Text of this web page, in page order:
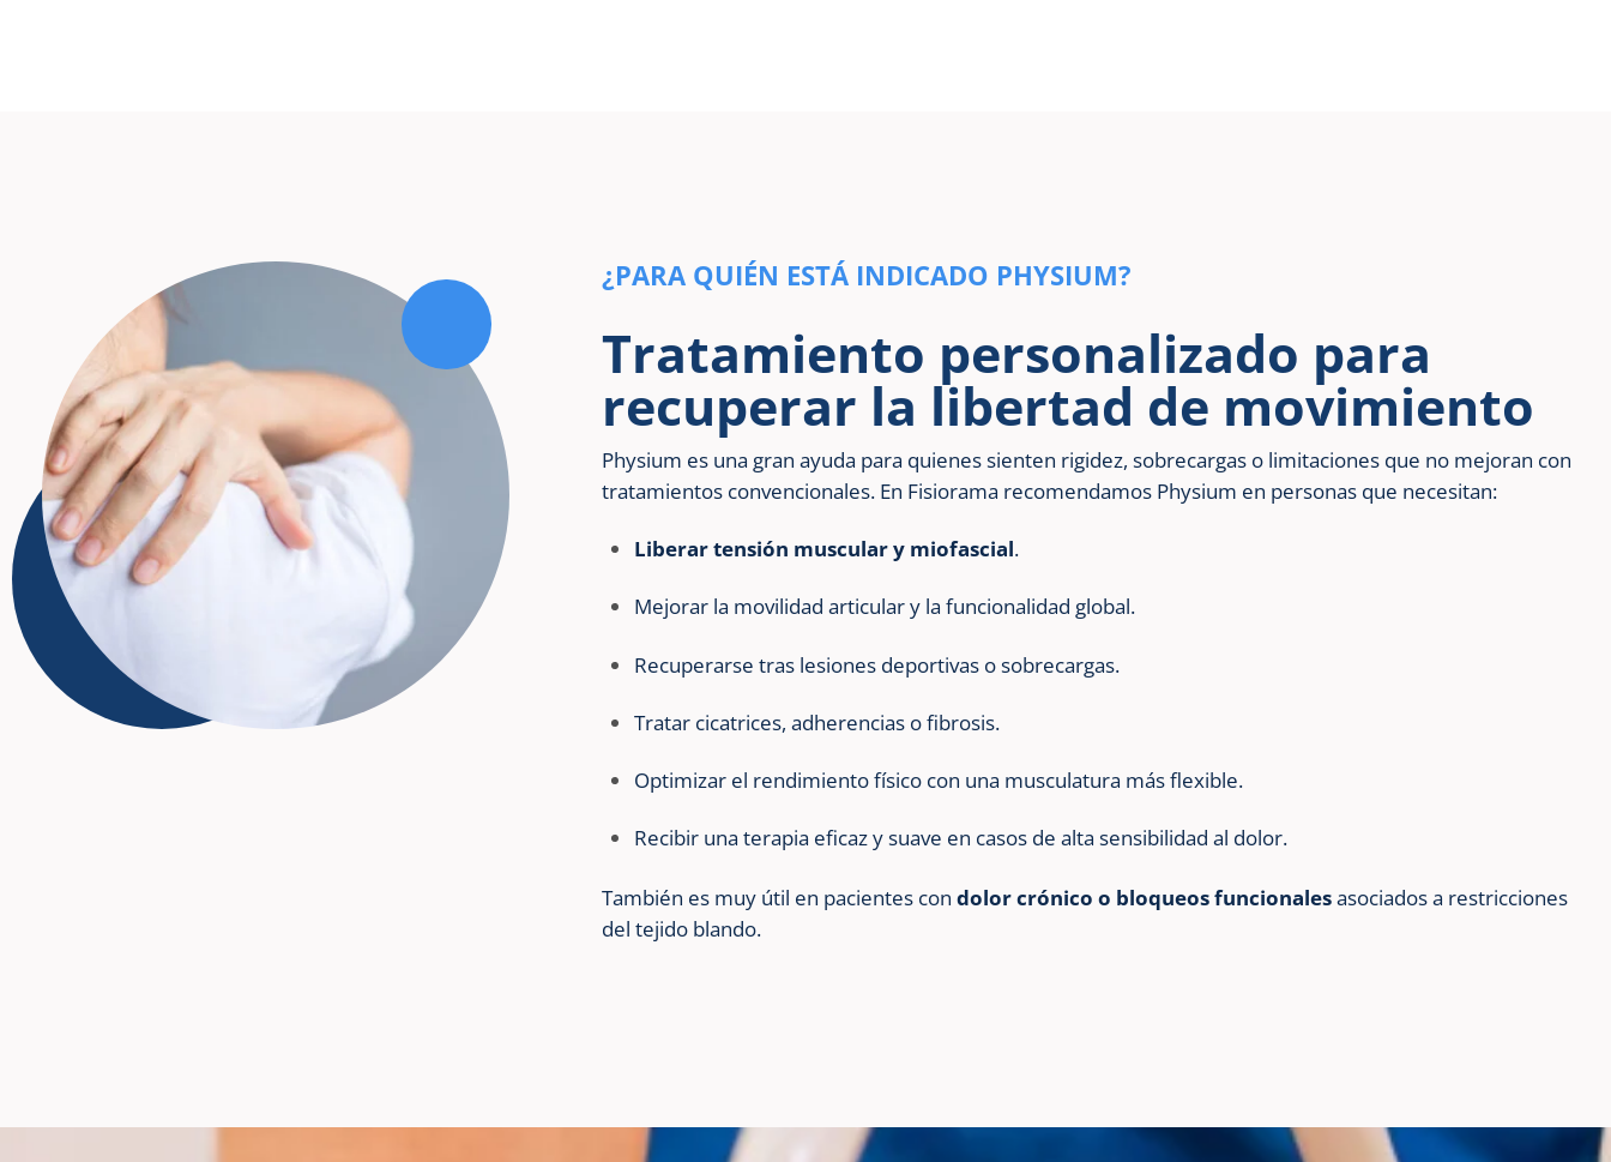
¿PARA QUIÉN ESTÁ INDICADO PHYSIUM?
Tratamiento personalizado para
recuperar la libertad de movimiento
Physium es una gran ayuda para quienes sienten rigidez, sobrecargas o limitaciones que no mejoran con
tratamientos convencionales. En Fisiorama recomendamos Physium en personas que necesitan:
Liberar tensión muscular y miofascial.
Mejorar la movilidad articular y la funcionalidad global.
Recuperarse tras lesiones deportivas o sobrecargas.
Tratar cicatrices, adherencias o fibrosis.
Optimizar el rendimiento físico con una musculatura más flexible.
Recibir una terapia eficaz y suave en casos de alta sensibilidad al dolor.
También es muy útil en pacientes con dolor crónico o bloqueos funcionalesasociados a restricciones
del tejido blando.